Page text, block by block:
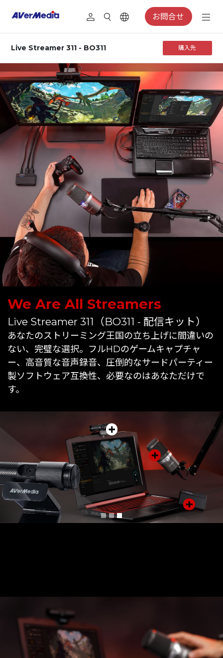
お問合せ
Live Streamer 311 - BO311 購入先
We Are All Streamers
Live Streamer 311（BO311 - 配信キット）
あなたのストリーミング王国の立ち上げに間違いの
ない、完璧な選択。フルHDのゲームキャプチャ
ー、高音質な音声録音、圧倒的なサードパーティー
製ソフトウェア互換性、必要なのはあなただけで
す。
ルHD（1080p）動画が保存できます。